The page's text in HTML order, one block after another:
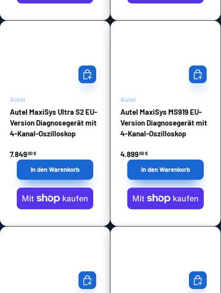
Autel
Autel MaxiSys Ultra S2 EU-
Version Diagnosegerät mit
4-Kanal-Oszilloskop
7.84900 €
In den Warenkorb
In den Warenkorb
Autel
Autel MaxiSys MS919 EU-
Version Diagnosegerät mit
4-Kanal-Oszilloskop
4.89900 €
In den
In den Warenkorb
In den Warenkorb In den